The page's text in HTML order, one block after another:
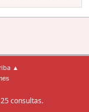
▲
consultas.